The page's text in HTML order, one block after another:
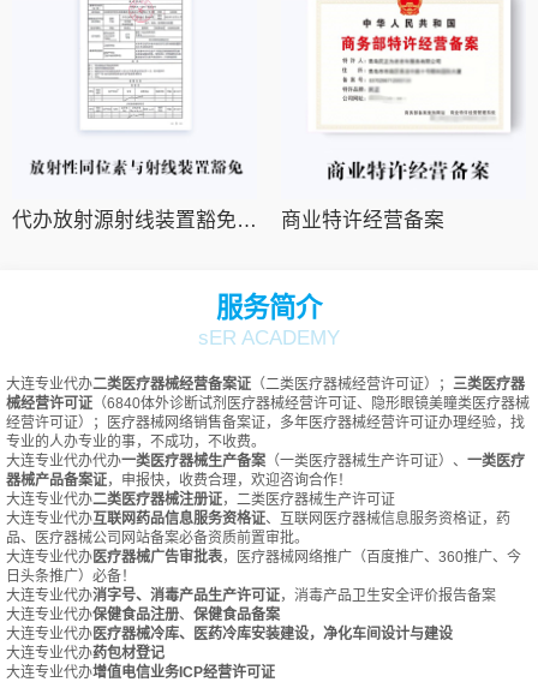
代办放射源射线装置豁免备案 商业特许经营备案
服务简介
sER ACADEMY
大连专业代办二类医疗器械经营备案证 （二类医疗器械经营许可证）； 三类医疗器
械经营许可证 （6840体外诊断试剂医疗器械经营许可证、隐形眼镜美瞳类医疗器械
经营许可证）；医疗器械网络销售备案证，多年医疗器械经营许可证办理经验，找
专业的人办专业的事，不成功，不收费。
大连专业代办代办一类医疗器械生产备案 （一类医疗器械生产许可证）、 一类医疗
器械产品备案证，申报快，收费合理，欢迎咨询合作！
大连专业代办二类医疗器械注册证，二类医疗器械生产许可证
大连专业代办互联网药品信息服务资格证、互联网医疗器械信息服务资格证，药
品、医疗器械公司网站备案必备资质前置审批。
大连专业代办医疗器械广告审批表，医疗器械网络推广（百度推广、360推广、今
日头条推广）必备！
大连专业代办消字号、消毒产品生产许可证，消毒产品卫生安全评价报告备案
大连专业代办保健食品注册、 保健食品备案
大连专业代办医疗器械冷库、医药冷库安装建设，净化车间设计与建设
大连专业代办药包材登记
大连专业代办增值电信业务ICP经营许可证